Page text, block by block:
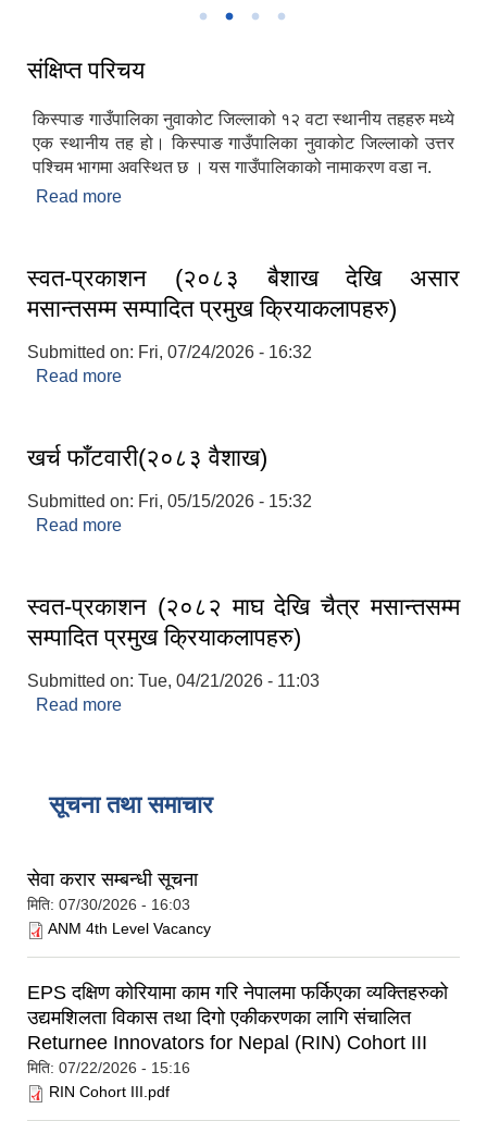
संक्षिप्त परिचय
किस्पाङ गाउँपालिका नुवाकोट जिल्लाको १२ वटा स्थानीय तहहरु मध्ये
एक स्थानीय तह हो। किस्पाङ गाउँपालिका नुवाकोट जिल्लाको उत्तर
पश्चिम भागमा अवस्थित छ । यस गाउँपालिकाको नामाकरण वडा न.
Read more
स्वत-प्रकाशन (२०८३ बैशाख देखि असार
मसान्तसम्म सम्पादित प्रमुख क्रियाकलापहरु)
Submitted on: Fri, 07/24/2026 - 16:32
Read more
खर्च फाँटवारी(२०८३ वैशाख)
Submitted on: Fri, 05/15/2026 - 15:32
Read more
स्वत-प्रकाशन (२०८२ माघ देखि चैत्र मसान्तसम्म
सम्पादित प्रमुख क्रियाकलापहरु)
Submitted on: Tue, 04/21/2026 - 11:03
Read more
सूचना तथा समाचार
सेवा करार सम्बन्धी सूचना
मिति: 07/30/2026 - 16:03
ANM 4th Level Vacancy
EPS दक्षिण कोरियामा काम गरि नेपालमा फर्किएका व्यक्तिहरुको
उद्यमशिलता विकास तथा दिगो एकीकरणका लागि संचालित
Returnee Innovators for Nepal (RIN) Cohort III
मिति: 07/22/2026 - 15:16
RIN Cohort III.pdf